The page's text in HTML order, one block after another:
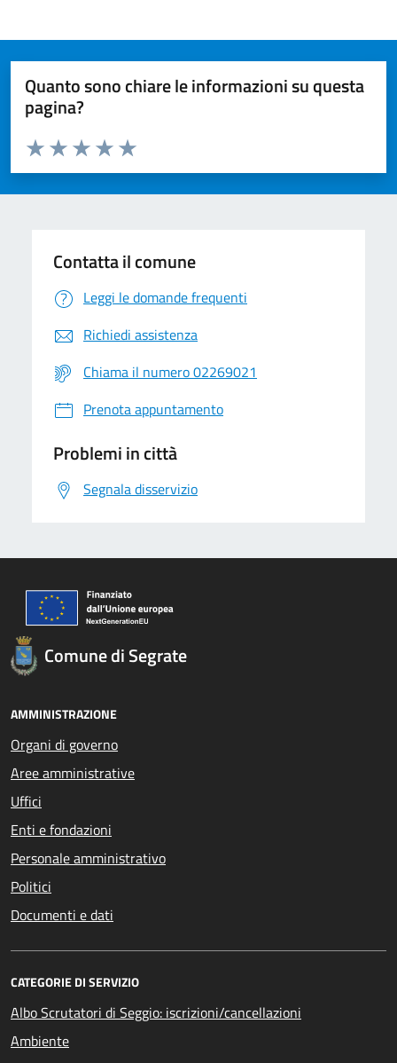
Quanto sono chiare le informazioni su questa
pagina?
Valuta da 1 a 5 stelle la pagina
Valuta 5 stelle su 5
Valuta 4 stelle su 5
Valuta 3 stelle su 5
Valuta 2 stelle su 5
Valuta 1 stelle su 5
Contatta il comune
Leggi le domande frequenti
Richiedi assistenza
Chiama il numero 02269021
Prenota appuntamento
Problemi in città
Segnala disservizio
Comune di Segrate
AMMINISTRAZIONE
Organi di governo
Aree amministrative
Uffici
Enti e fondazioni
Personale amministrativo
Politici
Documenti e dati
CATEGORIE DI SERVIZIO
Albo Scrutatori di Seggio: iscrizioni/cancellazioni
Ambiente